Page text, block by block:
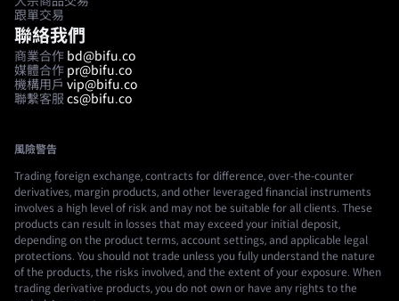
跟單交易
聯絡我們
商業合作 bd@bifu.co
媒體合作 pr@bifu.co
機構用戶 vip@bifu.co
聯繫客服 cs@bifu.co
風險警告
Trading foreign exchange, contracts for difference, over-the-counter
derivatives, margin products, and other leveraged financial instruments
involves a high level of risk and may not be suitable for all clients. These
products can result in losses that may exceed your initial deposit,
depending on the product terms, account settings, and applicable legal
protections. You should not trade unless you fully understand the nature
of the products, the risks involved, and the extent of your exposure. When
trading derivative products, you do not own or have any rights to the